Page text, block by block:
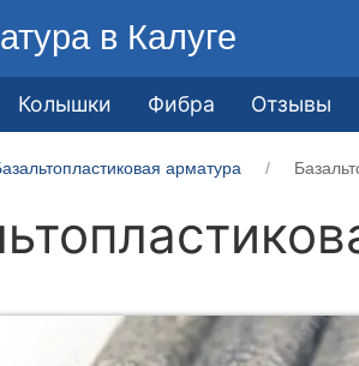
в Калуге
Колышки Фибра Отзывы
арматура